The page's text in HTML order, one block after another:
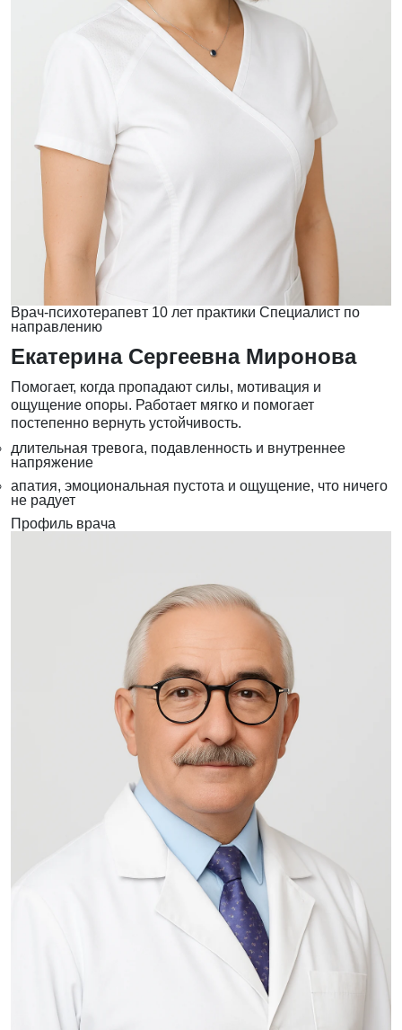
Врач-психотерапевт 10 лет практики Специалист по
направлению
Екатерина Сергеевна Миронова
Помогает, когда пропадают силы, мотивация и
ощущение опоры. Работает мягко и помогает
постепенно вернуть устойчивость.
длительная тревога, подавленность и внутреннее
напряжение
апатия, эмоциональная пустота и ощущение, что ничего
не радует
Профиль врача